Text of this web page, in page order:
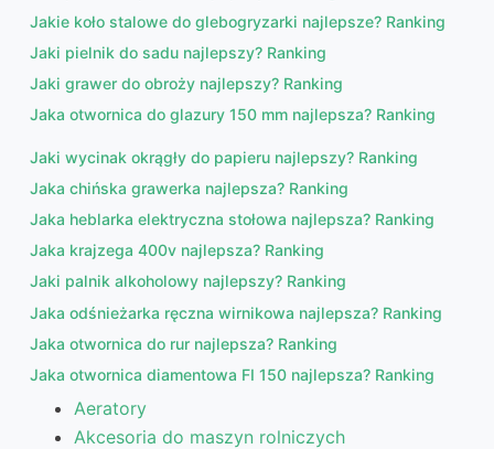
Jakie koło stalowe do glebogryzarki najlepsze? Ranking
Jaki pielnik do sadu najlepszy? Ranking
Jaki grawer do obroży najlepszy? Ranking
Jaka otwornica do glazury 150 mm najlepsza? Ranking
Jaki wycinak okrągły do papieru najlepszy? Ranking
Jaka chińska grawerka najlepsza? Ranking
Jaka heblarka elektryczna stołowa najlepsza? Ranking
Jaka krajzega 400v najlepsza? Ranking
Jaki palnik alkoholowy najlepszy? Ranking
Jaka odśnieżarka ręczna wirnikowa najlepsza? Ranking
Jaka otwornica do rur najlepsza? Ranking
Jaka otwornica diamentowa FI 150 najlepsza? Ranking
Aeratory
Akcesoria do maszyn rolniczych